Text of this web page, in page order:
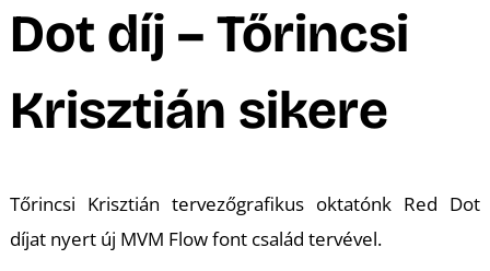
Dot díj – Tőrincsi
Krisztián sikere
Tőrincsi Krisztián tervezőgrafikus oktatónk Red Dot
díjat nyert új MVM Flow font család tervével.